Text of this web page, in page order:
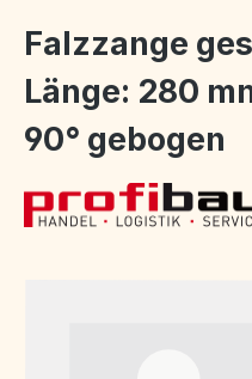
Falzzange
Länge: 280
90° gebogen